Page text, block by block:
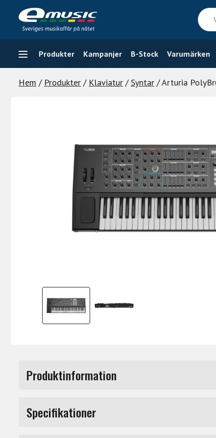
content
Vad
söker
du
efter?
Produkter Kampanjer B-Stock Varumärken
Hem / Produkter / Klaviatur /Syntar / Arturia
Produktinformation
röstee. PolyBrute Noir har en limited
Specifikationer